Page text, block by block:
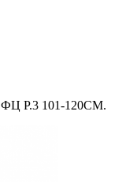
Р.3 101-120СМ.